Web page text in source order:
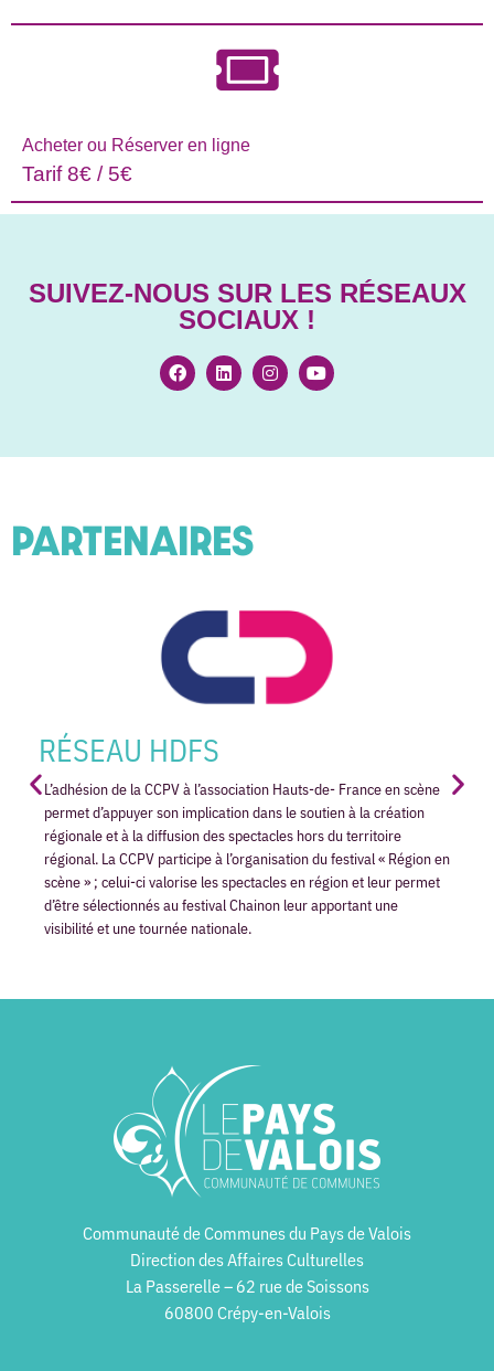
Acheter ou Réserver en ligne
Tarif 8€ / 5€
SUIVEZ-NOUS SUR LES RÉSEAUX
SOCIAUX !
PARTENAIRES
RÉSEAU HDFS
L’adhésion de la CCPV à l’association Hauts-de- France en scène
permet d’appuyer son implication dans le soutien à la création
régionale et à la diffusion des spectacles hors du territoire
régional. La CCPV participe à l’organisation du festival « Région en
scène » ; celui-ci valorise les spectacles en région et leur permet
d’être sélectionnés au festival Chainon leur apportant une
visibilité et une tournée nationale.
Communauté de Communes du Pays de Valois
Direction des Affaires Culturelles
La Passerelle – 62 rue de Soissons
60800 Crépy-en-Valois